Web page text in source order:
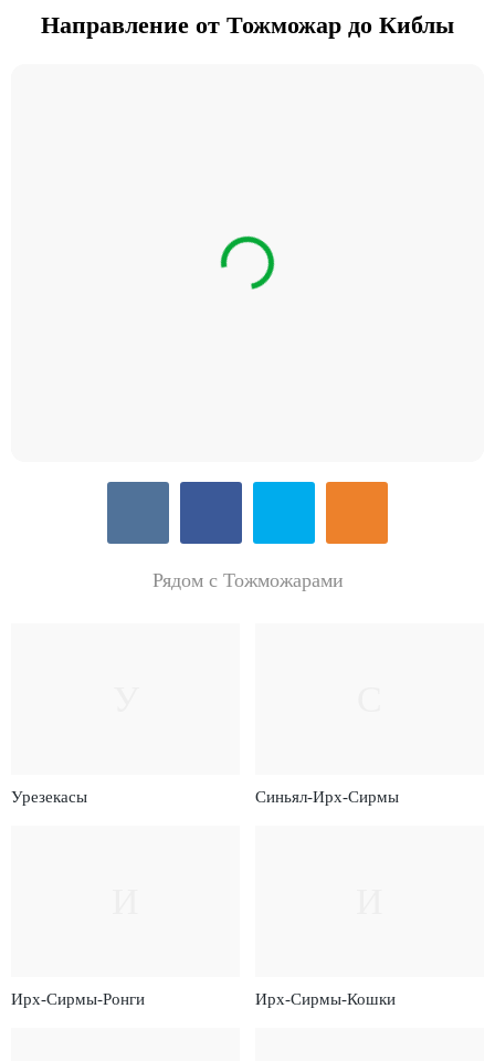
Направление от Тожможар до Киблы
Рядом с Тожможарами
Урезекасы Синьял-Ирх-Сирмы
Ирх-Сирмы-Ронги Ирх-Сирмы-Кошки